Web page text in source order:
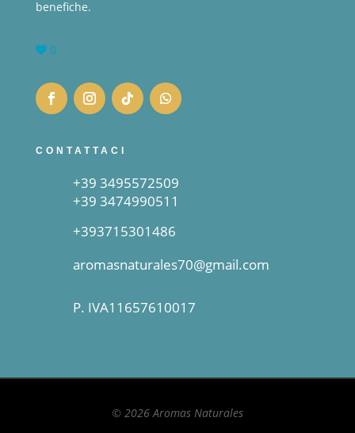
benefiche.
0
CONTATTACI
+39 3495572509
+39 3474990511
+393715301486
aromasnaturales70@gmail.com
P. IVA11657610017
© 2026 Aromas Naturales